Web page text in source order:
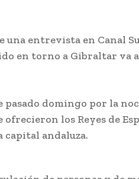
entrevista en Canal
en torno a Gibraltar
pasado domingo por la
los Reyes de
capital andaluza.